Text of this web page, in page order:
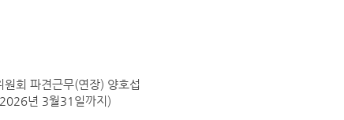
회 파견근무(연장) 양호섭
년 3월31일까지)